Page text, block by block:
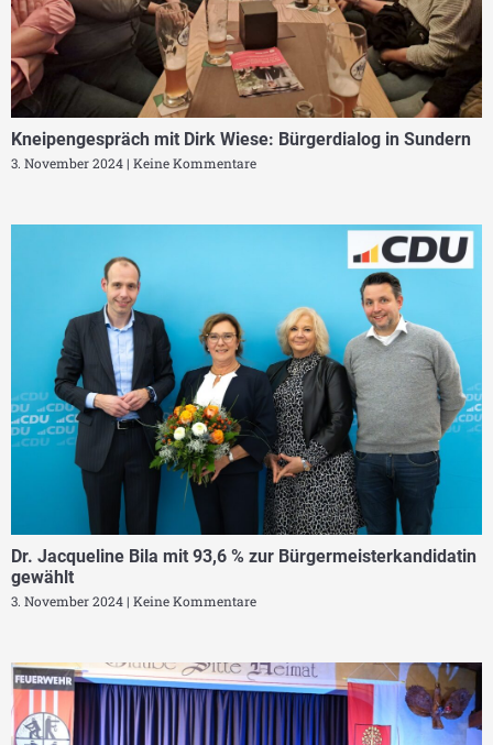
Kneipengespräch mit Dirk Wiese: Bürgerdialog in Sundern
3. November 2024 Keine Kommentare
Dr. Jacqueline Bila mit 93,6 % zur Bürgermeisterkandidatin
gewählt
3. November 2024 Keine Kommentare